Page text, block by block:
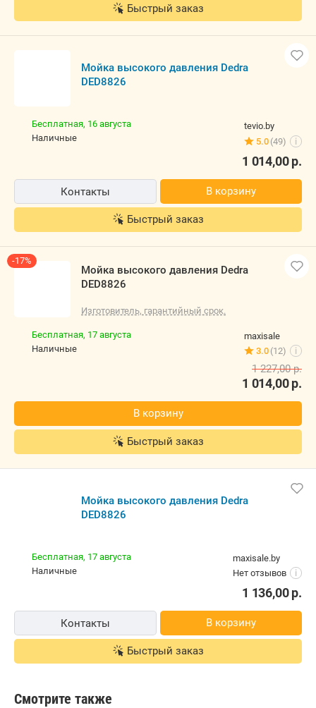
Быстрый заказ
Мойка высокого давления Dedra
DED8826
tevio.by
5.0 (49) i
Бесплатная, 16 августа
наличные
1 014,00р.
Контакты В корзину
Быстрый заказ
-17%
Мойка высокого давления Dedra
DED8826
Изготовитель, гарантийный срок.
maxisale
3.0 (12) i
Бесплатная, 17 августа
наличные
1 014,00р.
1 227,00р.
В корзину
Быстрый заказ
Мойка высокого давления Dedra
DED8826
maxisale.by
Нет отзывов
i
Бесплатная, 17 августа
наличные
1 136,00р.
Контакты В корзину
Быстрый заказ
Смотрите также